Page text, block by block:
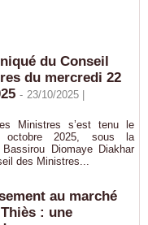
du Conseil
du mercredi 22
- 23/10/2025 |
Ministres s’est tenu le
octobre 2025, sous la
Diomaye Diakhar
des Ministres...
au marché
: une